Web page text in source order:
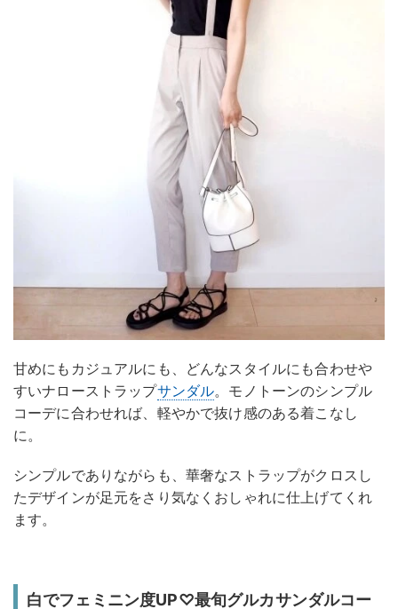
甘めにもカジュアルにも、どんなスタイルにも合わせや
すいナローストラップサンダル。モノトーンのシンプル
コーデに合わせれば、軽やかで抜け感のある着こなし
に。
シンプルでありながらも、華奢なストラップがクロスし
たデザインが足元をさり気なくおしゃれに仕上げてくれ
ます。
白でフェミニン度UP♡最旬グルカサンダルコー